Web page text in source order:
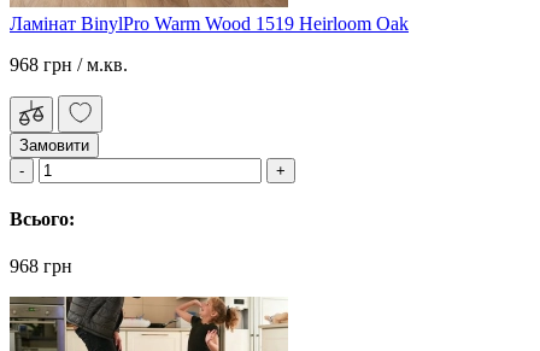
Ламінат BinylPro Warm Wood 1519 Heirloom Oak
968 грн / м.кв.
Замовити
Всього:
968 грн